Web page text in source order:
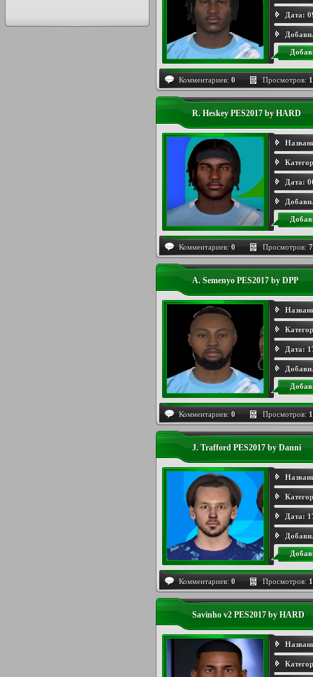
Дата:
Комментариев: 0 Просмотров:
R. Heskey PES2017 by HARD
Дата:
Комментариев: 0 Просмотров:
A. Semenyo PES2017 by DPP
Дата:
Комментариев: 0 Просмотров:
J. Trafford PES2017 by Danni
Дата:
Комментариев: 0 Просмотров:
Savinho v2 PES2017 by HARD